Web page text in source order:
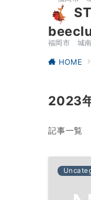
福岡市 城南
HOME
2023
記事一覧